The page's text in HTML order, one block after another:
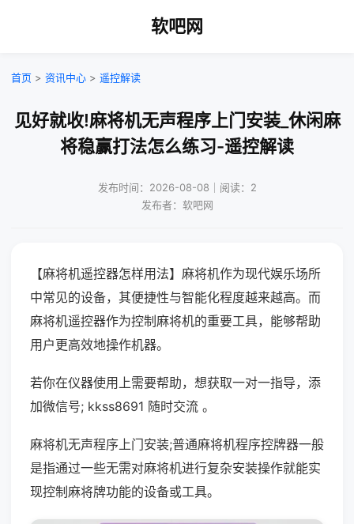
软吧网
首页 > 资讯中心 > 遥控解读
见好就收!麻将机无声程序上门安装_休闲麻
将稳赢打法怎么练习-遥控解读
发布时间：2026-08-08｜阅读：2
发布者：软吧网
【麻将机遥控器怎样用法】麻将机作为现代娱乐场所
中常见的设备，其便捷性与智能化程度越来越高。而
麻将机遥控器作为控制麻将机的重要工具，能够帮助
用户更高效地操作机器。
若你在仪器使用上需要帮助，想获取一对一指导，添
加微信号; kkss8691 随时交流 。
麻将机无声程序上门安装;普通麻将机程序控牌器一般
是指通过一些无需对麻将机进行复杂安装操作就能实
现控制麻将牌功能的设备或工具。